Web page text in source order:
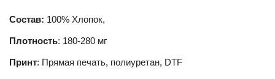
Состав: 100% Хлопок,
Плотность: 180-280 мг
Принт: Прямая печать, полиуретан, DTF